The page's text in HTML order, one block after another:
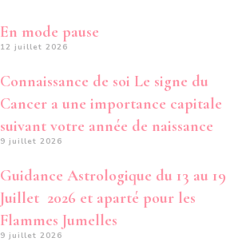
En mode pause
12 juillet 2026
Connaissance de soi Le signe du
Cancer a une importance capitale
suivant votre année de naissance
9 juillet 2026
Guidance Astrologique du 13 au 19
Juillet 2026 et aparté pour les
Flammes Jumelles
9 juillet 2026